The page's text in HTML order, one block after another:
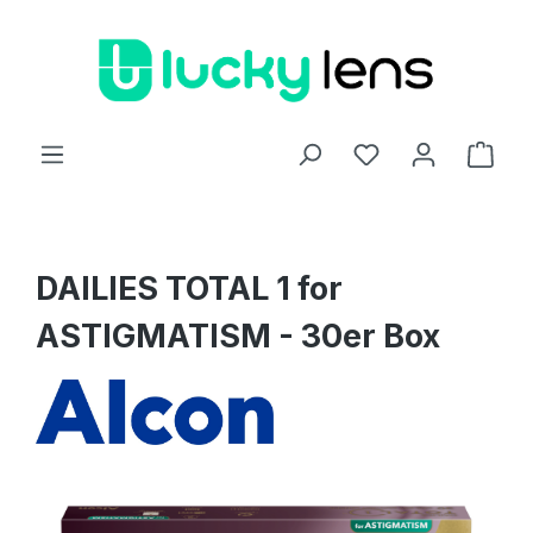
DAILIES TOTAL 1 for
ASTIGMATISM - 30er Box
Bildergalerie überspringen